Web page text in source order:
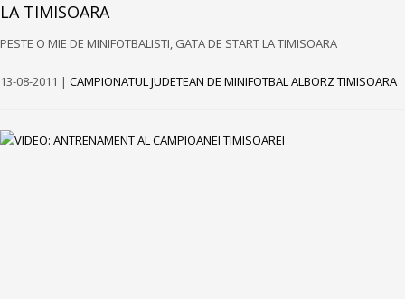
LA TIMISOARA
PESTE O MIE DE MINIFOTBALISTI, GATA DE START LA TIMISOARA
13-08-2011 | CAMPIONATUL JUDETEAN DE MINIFOTBAL ALBORZ TIMISOARA